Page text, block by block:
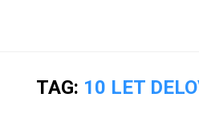
TAG: 10 LET